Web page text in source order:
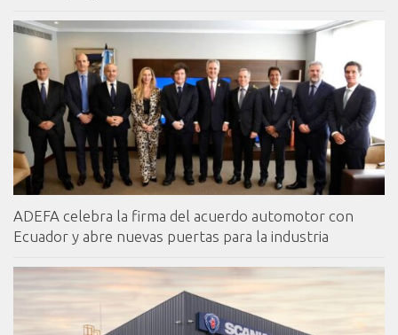
ADEFA celebra la firma del acuerdo automotor con
Ecuador y abre nuevas puertas para la industria